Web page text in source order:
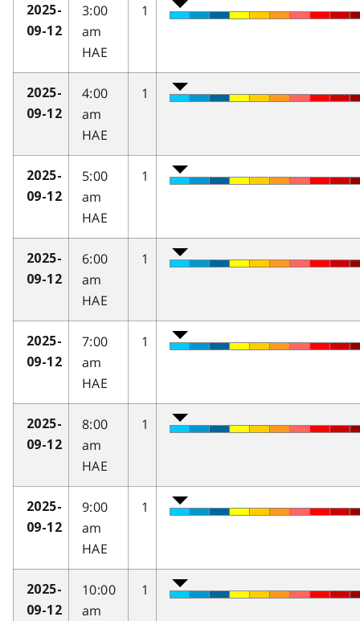
2025-
09-12
3:00
am
HAE
1
2025-
09-12
4:00
am
HAE
1
2025-
09-12
5:00
am
HAE
1
2025-
09-12
6:00
am
HAE
1
2025-
09-12
7:00
am
HAE
1
2025-
09-12
8:00
am
HAE
1
2025-
09-12
9:00
am
HAE
1
2025-
09-12
10:00
am
1